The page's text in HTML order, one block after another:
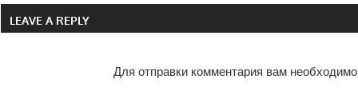
по
LEAVE A REPLY
Для отправки комментария вам необходимо